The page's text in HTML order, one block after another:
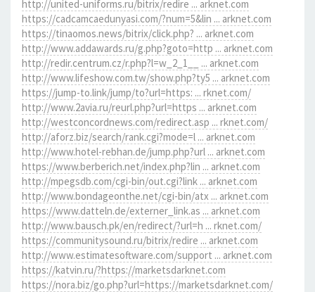
http://united-uniforms.ru/bitrix/redire ... arknet.com
https://cadcamcaedunyasi.com/?num=5&lin ... arknet.com
https://tinaomos.news/bitrix/click.php? ... arknet.com
http://www.addawards.ru/g.php?goto=http ... arknet.com
http://redir.centrum.cz/r.php?l=w_2_1__ ... arknet.com
http://www.lifeshow.com.tw/show.php?ty5 ... arknet.com
https://jump-to.link/jump/to?url=https: ... rknet.com/
http://www.2avia.ru/reurl.php?url=https ... arknet.com
http://westconcordnews.com/redirect.asp ... rknet.com/
http://aforz.biz/search/rank.cgi?mode=l ... arknet.com
http://www.hotel-rebhan.de/jump.php?url ... arknet.com
https://www.berberich.net/index.php?lin ... arknet.com
http://mpegsdb.com/cgi-bin/out.cgi?link ... arknet.com
http://www.bondageonthe.net/cgi-bin/atx ... arknet.com
https://www.datteln.de/externer_link.as ... arknet.com
http://www.bausch.pk/en/redirect/?url=h ... rknet.com/
https://communitysound.ru/bitrix/redire ... arknet.com
http://www.estimatesoftware.com/support ... arknet.com
https://katvin.ru/?https://marketsdarknet.com
https://nora.biz/go.php?url=https://marketsdarknet.com/